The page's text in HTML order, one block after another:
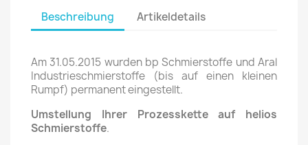
Beschreibung Artikeldetails
Am 31.05.2015 wurden bp Schmierstoffe und Aral
Industrieschmierstoffe (bis auf einen kleinen
Rumpf) permanent eingestellt.
Umstellung Ihrer Prozesskette auf helios
Schmierstoffe.